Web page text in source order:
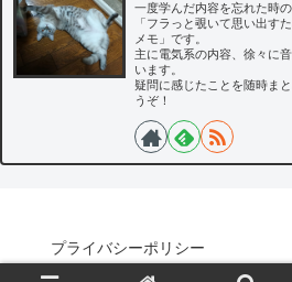
一度学んだ内容を忘れた時
「フラっと覗いて思い出す
メモ」です。
主に電気系の内容、徐々に
います。
疑問に感じたことを随時ま
うぞ！
プライバシーポリシー